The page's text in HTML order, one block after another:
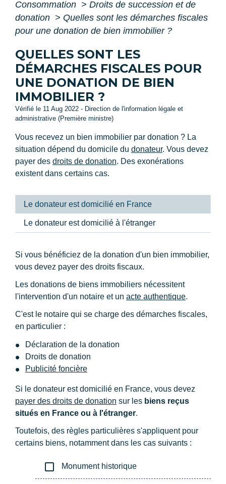
Consommation > Droits de succession et de
donation > Quelles sont les démarches fiscales
pour une donation de bien immobilier ?
QUELLES SONT LES
DÉMARCHES FISCALES POUR
UNE DONATION DE BIEN
IMMOBILIER ?
Vérifié le 11 Aug 2022 - Direction de l'information légale et
administrative (Première ministre)
Vous recevez un bien immobilier par donation ? La
situation dépend du domicile du donateur. Vous devez
payer des droits de donation. Des exonérations
existent dans certains cas.
Le donateur est domicilié en France
Le donateur est domicilié à l'étranger
Si vous bénéficiez de la donation d'un bien immobilier,
vous devez payer des droits fiscaux.
Les donations de biens immobiliers nécessitent
l'intervention d'un notaire et un acte authentique.
C'est le notaire qui se charge des démarches fiscales,
en particulier :
Déclaration de la donation
Droits de donation
Publicité foncière
Si le donateur est domicilié en France, vous devez
payer des droits de donation sur les biens reçus
situés en France ou à l'étranger.
Toutefois, des règles particulières s'appliquent pour
certains biens, notamment dans les cas suivants :
check_box_outline_blank Monument historique